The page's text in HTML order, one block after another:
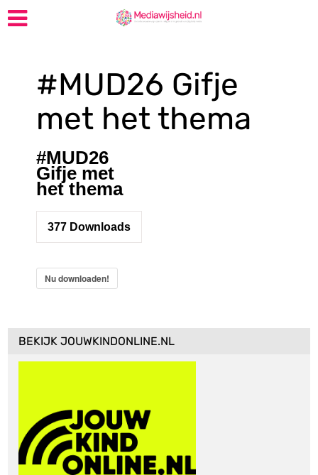
#MUD26 Gifje
met het thema
#MUD26
Gifje met
het thema
377 Downloads
Nu downloaden!
BEKIJK JOUWKINDONLINE.NL